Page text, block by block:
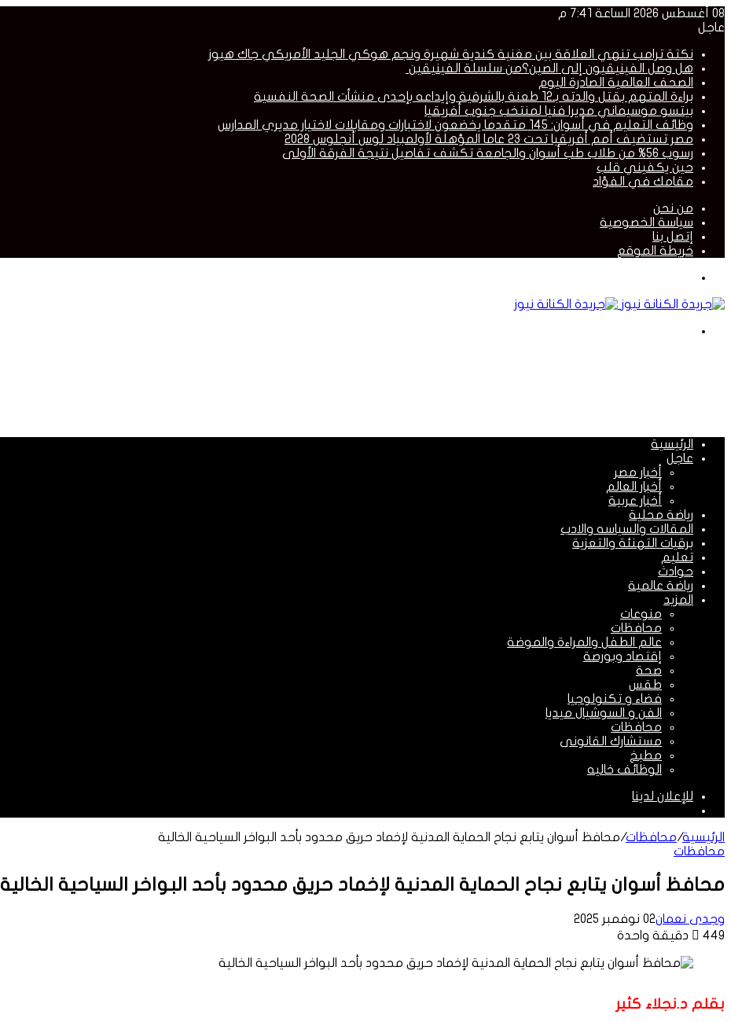
08 أغسطس 2026 الساعة 7:41 م
عاجل
نكتة ترامب تنهي العلاقة بين مغنية كندية شهيرة ونجم هوكي الجليد الأمريكي جاك هيوز
هل وصل الفينيقيون إلى الصين؟من سلسلة الفينيقين
الصحف العالمية الصادرة اليوم
براءة المتهم بقتل والدته بـ12 طعنة بالشرقية وإيداعه بإحدى منشأت الصحة النفسية
بيتسو موسيماني مديرا فنيا لمنتخب جنوب أفريقيا
وظائف التعليم في أسوان: 145 متقدما يخضعون لاختبارات ومقابلات لاختيار مديري المدارس
مصر تستضيف أمم أفريقيا تحت 23 عاما المؤهلة لأولمبياد لوس أنجلوس 2028
رسوب 56% من طلاب طب أسوان والجامعة تكشف تفاصيل نتيجة الفرقة الأولى
حين يكفيني قلب
مقامك في الفؤاد
من نحن
سياسة الخصوصية
إتصل بنا
خريطة الموقع
الرئيسية
عاجل
أخبار مصر
أخبار العالم
أخبار عربية
رياضة محلية
المقالات والسياسه والادب
برقيات التهنئة والتعزية
تعليم
حوادث
رياضة عالمية
المزيد
منوعات
محافظات
عالم الطفل والمراءة والموضة
إقتصاد وبورصة
صحة
طقس
فضاء و تكنولوجيا
الفن و السوشيال ميديا
محافظات
مستشارك القانونى
مطبخ
الوظائف خاليه
للإعلان لدينا
الرئيسية/محافظات/محافظ أسوان يتابع نجاح الحماية المدنية لإخماد حريق محدود بأحد البواخر السياحية الخالية
محافظات
محافظ أسوان يتابع نجاح الحماية المدنية لإخماد حريق محدود بأحد البواخر السياحية الخالية
وجدى نعمان02 نوفمبر 2025
449
دقيقة واحدة
بقلم د.نجلاء كثير